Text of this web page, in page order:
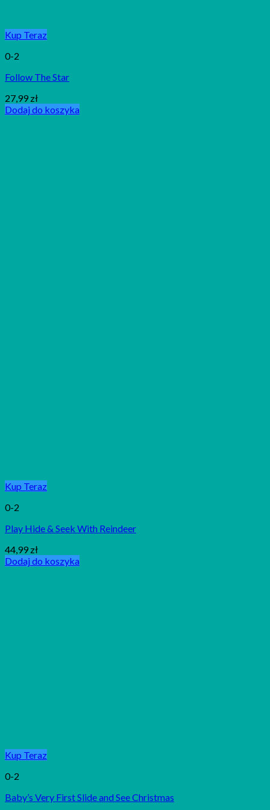
Kup Teraz
0-2
Follow The Star
27,99 zł
Dodaj do koszyka
Kup Teraz
0-2
Play Hide & Seek With Reindeer
44,99 zł
Dodaj do koszyka
Kup Teraz
0-2
Baby’s Very First Slide and See Christmas